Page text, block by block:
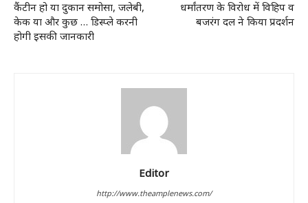
कैंटीन हो या दुकान समोसा, जलेबी,
केक या और कुछ … डिस्प्ले करनी
होगी इसकी जानकारी
धर्मांतरण के विरोध में विहिप व
बजरंग दल ने किया प्रदर्शन
Editor
http://www.theamplenews.com/